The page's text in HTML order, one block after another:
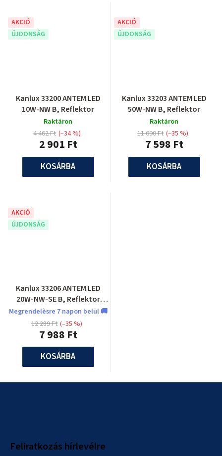
AKCIÓ
ÚJDONSÁG
Kanlux 33200 ANTEM LED
10W-NW B, Reflektor
Raktáron
2 901 Ft
4 462 Ft (–34 %)
KOSÁRBA
AKCIÓ
ÚJDONSÁG
Kanlux 33203 ANTEM LED
50W-NW B, Reflektor
Raktáron
7 598 Ft
11 690 Ft (–35 %)
KOSÁRBA
AKCIÓ
ÚJDONSÁG
Kanlux 33206 ANTEM LED
20W-NW-SE B, Reflektor
mozgásérzékelővel
Megrendelèsre 7 napon belül 🚚
7 988 Ft
12 289 Ft (–35 %)
KOSÁRBA
Feliratkozás hírlevélre